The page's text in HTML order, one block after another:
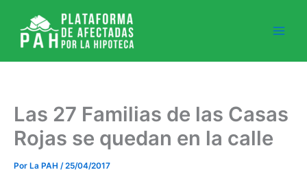
contenido
Las 27 Familias de las Casas
Rojas se quedan en la calle
Por La PAH /25/04/2017